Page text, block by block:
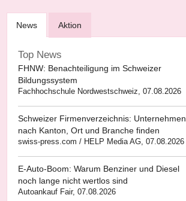
News Aktion
Top News
FHNW: Benachteiligung im Schweizer
Bildungssystem
Fachhochschule Nordwestschweiz, 07.08.2026
Schweizer Firmenverzeichnis: Unternehmen
nach Kanton, Ort und Branche finden
swiss-press.com / HELP Media AG, 07.08.2026
E-Auto-Boom: Warum Benziner und Diesel
noch lange nicht wertlos sind
Autoankauf Fair, 07.08.2026